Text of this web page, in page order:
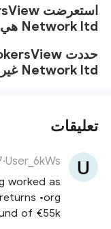
Network ltd هي وسيط غير منظم
Network ltd غير متصل حاليا
تعليقات
User_6kWs
·
worked as
•org
of €55k